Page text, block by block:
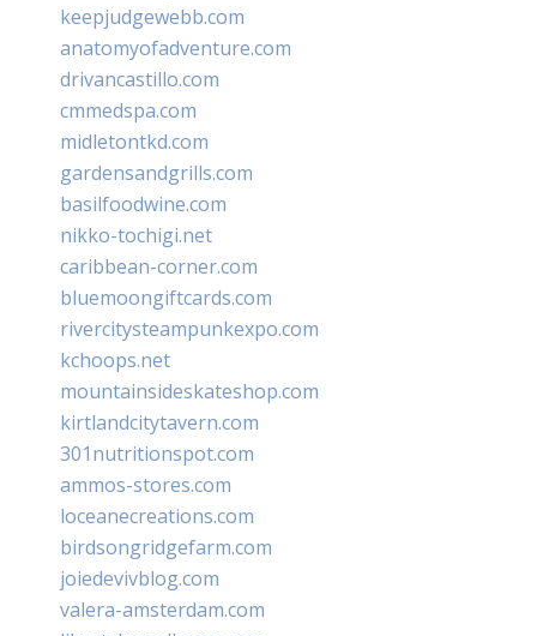
keepjudgewebb.com
anatomyofadventure.com
drivancastillo.com
cmmedspa.com
midletontkd.com
gardensandgrills.com
basilfoodwine.com
nikko-tochigi.net
caribbean-corner.com
bluemoongiftcards.com
rivercitysteampunkexpo.com
kchoops.net
mountainsideskateshop.com
kirtlandcitytavern.com
301nutritionspot.com
ammos-stores.com
loceanecreations.com
birdsongridgefarm.com
joiedevivblog.com
valera-amsterdam.com